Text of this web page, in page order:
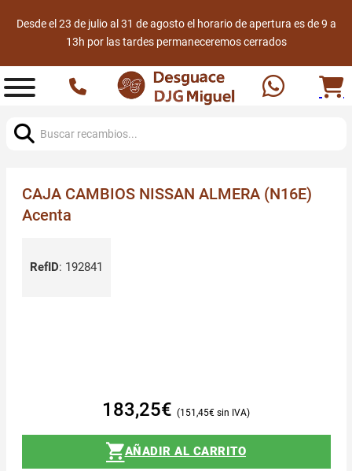
Desde el 23 de julio al 31 de agosto el horario de apertura es de 9 a
13h por las tardes permaneceremos cerrados
CAJA CAMBIOS NISSAN ALMERA (N16E)
Acenta
RefID: 192841
183,25€ 151,45€
AÑADIR AL CARRITO